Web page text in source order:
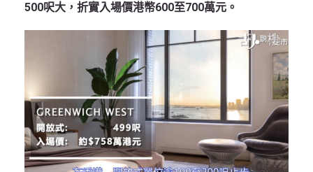
500呎大，折實入場價港幣600至700萬元。